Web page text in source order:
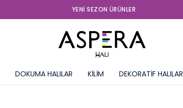
YENI SEZON ÜRÜNLER
DOKUMA HALILAR KİLİM DEKORATİF HALILAR